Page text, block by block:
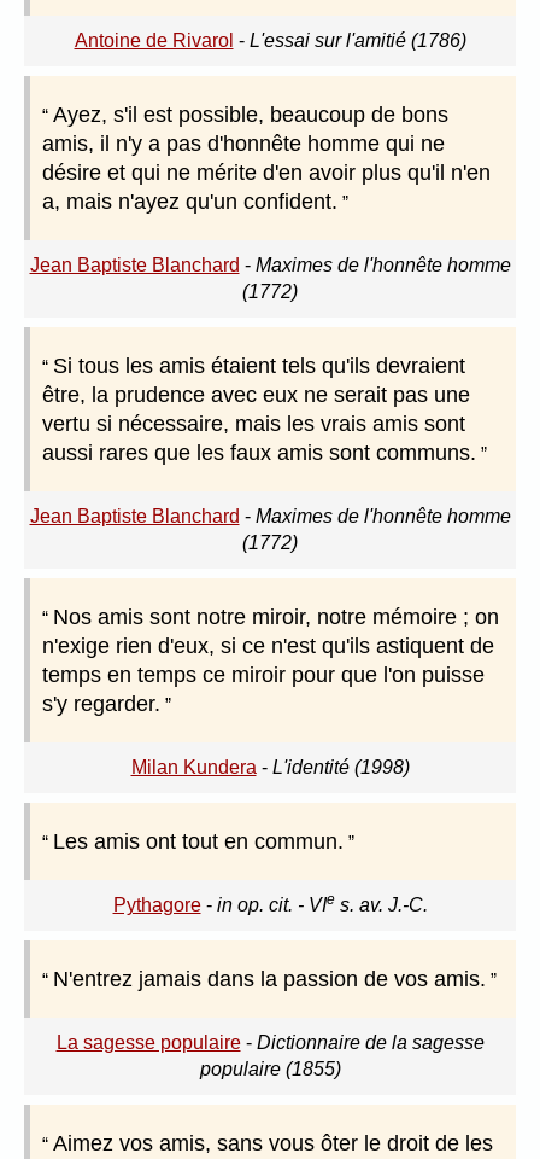
Antoine de Rivarol - L'essai sur l'amitié (1786)
Ayez, s'il est possible, beaucoup de bons
amis, il n'y a pas d'honnête homme qui ne
désire et qui ne mérite d'en avoir plus qu'il n'en
a, mais n'ayez qu'un confident.
Jean Baptiste Blanchard - Maximes de l'honnête homme
(1772)
Si tous les amis étaient tels qu'ils devraient
être, la prudence avec eux ne serait pas une
vertu si nécessaire, mais les vrais amis sont
aussi rares que les faux amis sont communs.
Jean Baptiste Blanchard - Maximes de l'honnête homme
(1772)
Nos amis sont notre miroir, notre mémoire ; on
n'exige rien d'eux, si ce n'est qu'ils astiquent de
temps en temps ce miroir pour que l'on puisse
s'y regarder.
Milan Kundera - L'identité (1998)
Les amis ont tout en commun.
Pythagore- in op. cit. - VIes. av. J.-C.
N'entrez jamais dans la passion de vos amis.
La sagesse populaire- Dictionnaire de la sagesse
populaire (1855)
Aimez vos amis, sans vous ôter le droit de les